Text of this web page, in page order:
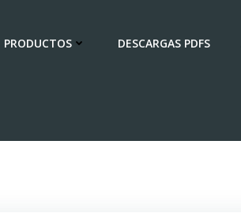
PRODUCTOS DESCARGAS PDFS